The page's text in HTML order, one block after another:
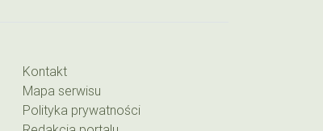
Kontakt
Mapa serwisu
Polityka prywatności